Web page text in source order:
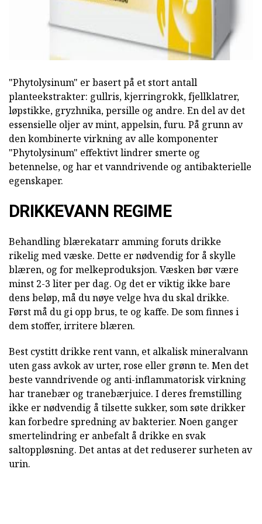
"Phytolysinum" er basert på et stort antall
planteekstrakter: gullris, kjerringrokk, fjellklatrer,
løpstikke, gryzhnika, persille og andre. En del av det
essensielle oljer av mint, appelsin, furu. På grunn av
den kombinerte virkning av alle komponenter
"Phytolysinum" effektivt lindrer smerte og
betennelse, og har et vanndrivende og antibakterielle
egenskaper.
DRIKKEVANN REGIME
Behandling blærekatarr amming foruts drikke
rikelig med væske. Dette er nødvendig for å skylle
blæren, og for melkeproduksjon. Væsken bør være
minst 2-3 liter per dag. Og det er viktig ikke bare
dens beløp, må du nøye velge hva du skal drikke.
Først må du gi opp brus, te og kaffe. De som finnes i
dem stoffer, irritere blæren.
Best cystitt drikke rent vann, et alkalisk mineralvann
uten gass avkok av urter, rose eller grønn te. Men det
beste vanndrivende og anti-inflammatorisk virkning
har tranebær og tranebærjuice. I deres fremstilling
ikke er nødvendig å tilsette sukker, som søte drikker
kan forbedre spredning av bakterier. Noen ganger
smertelindring er anbefalt å drikke en svak
saltoppløsning. Det antas at det reduserer surheten av
urin.